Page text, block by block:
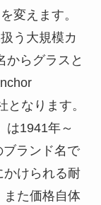
変えます。
う大規模カ
からグラスと
なります。
は1941年～
ランド名で
かけられる耐
また価格自体